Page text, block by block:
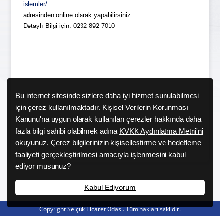
islemler/
adresinden online olarak yapabilirsiniz.
Detaylı Bilgi için: 0232 892 7010
Copyright Selçuk Ticaret Odası. Tüm hakları saklıdır.
Bu internet sitesinde sizlere daha iyi hizmet sunulabilmesi
için çerez kullanılmaktadır. Kişisel Verilerin Korunması
Kanunu'na uygun olarak kullanılan çerezler hakkında daha
fazla bilgi sahibi olabilmek adına KVKK Aydınlatma Metni'ni
okuyunuz. Çerez bilgilerinizin kişiselleştirme ve hedefleme
faaliyeti gerçekleştirilmesi amacıyla işlenmesini kabul
ediyor musunuz?
Kabul Ediyorum